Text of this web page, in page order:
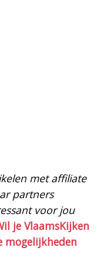
met affiliate
partners
voor jou
je VlaamsKijken
mogelijkheden